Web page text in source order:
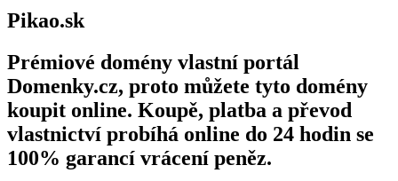
Pikao.sk
Prémiové domény vlastní portál
Domenky.cz, proto můžete tyto domény
koupit online. Koupě, platba a převod
vlastnictví probíhá online do 24 hodin se
100% garancí vrácení peněz.